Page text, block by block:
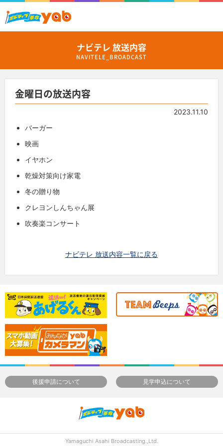
ナビテレ 放送内容
NAVITELE_BROADCAST
金曜日の放送内容
2023.11.10
バーガー
映画
イヤホン
乾燥対策向け家電
冬の贈り物
クレヨンしんちゃん展
吹奏楽コンサート
ナビテレ 放送内容一覧に戻る
後援申請について 見学申込について
Yamaguchi Asahi Broadcasting.,Ltd.